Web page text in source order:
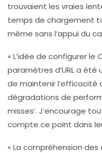
trouvaient les vraies
temps de chargement
même sans l’appui du
« L’idée de configurer le
paramètres d’URL a été
de maintenir
dégradations de
misses’. J’encourage
compte ce point dans
« La compréhension